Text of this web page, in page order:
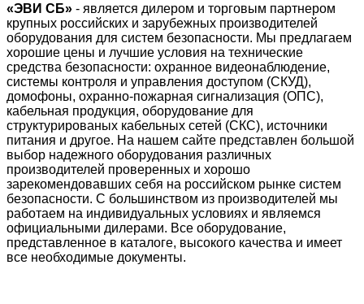
«ЭВИ СБ» - является дилером и торговым партнером
крупных российских и зарубежных производителей
оборудования для систем безопасности. Мы предлагаем
хорошие цены и лучшие условия на технические
средства безопасности: охранное видеонаблюдение,
системы контроля и управления доступом (СКУД),
домофоны, охранно-пожарная сигнализация (ОПС),
кабельная продукция, оборудование для
структурированых кабельных сетей (СКС), источники
питания и другое. На нашем сайте представлен большой
выбор надежного оборудования различных
производителей проверенных и хорошо
зарекомендовавших себя на российском рынке систем
безопасности. С большинством из производителей мы
работаем на индивидуальных условиях и являемся
официальными дилерами. Все оборудование,
представленное в каталоге, высокого качества и имеет
все необходимые документы.